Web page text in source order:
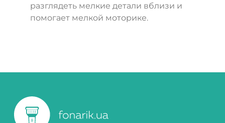
разглядеть мелкие детали вблизи и
помогает мелкой моторике.